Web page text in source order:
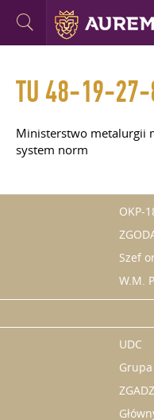
TU 48-19-
Ministerstwo metalurgii
system norm
OKP-
Szef
W.M.
UDC